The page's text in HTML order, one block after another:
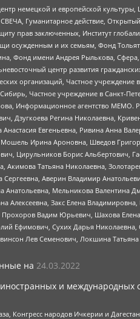
немецкой и европейской
Гуманитарное действие,
прав заключенных, Институт
и их семьям, Фонд
Фонд имени Андрея Рылькова,
центр развития
организаций, Частное учреждение
Частное учреждение в Санкт-
Информационное агентство
Дзугкоева Регина Николаевна,
Евгеньевна, Ривина Анна
Ирина Ароновна, Шведов
Цирульников Борис
Акимова Татьяна Николаевна,
Аверин Владимир
Мельникова Валентина
Алексеевна, Закс Елена
Вадим Юрьевич, Шахова
Ефимович, Сухих Дарья
Лев Семенович, Локшина
на 24.03.2022
и международных
народов Ичкерии и